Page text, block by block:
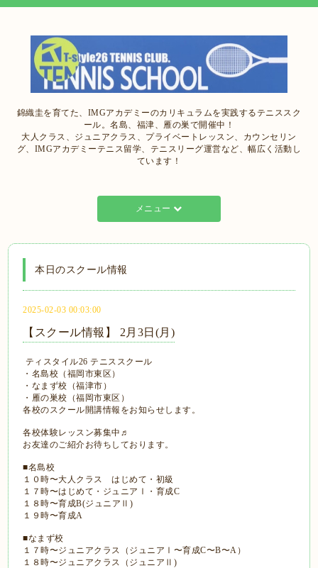
錦織圭を育てた、IMGアカデミーのカリキュラムを実践するテニススク
ール。名島、福津、雁の巣で開催中！
大人クラス、ジュニアクラス、プライベートレッスン、カウンセリン
グ、IMGアカデミーテニス留学、テニスリーグ運営など、幅広く活動し
ています！
メニュー
本日のスクール情報
2025-02-03 00:03:00
【スクール情報】 2月3日(月)
ティスタイル26 テニススクール
・名島校（福岡市東区）
・なまず校（福津市）
・雁の巣校（福岡市東区）
各校のスクール開講情報をお知らせします。
各校体験レッスン募集中♬
お友達のご紹介お待ちしております。
■名島校
１０時〜大人クラス はじめて・初級
１７時〜はじめて・ジュニアⅠ・育成C
１８時〜育成B(ジュニアⅡ)
１９時〜育成A
■なまず校
１７時〜ジュニアクラス（ジュニアⅠ〜育成C〜B〜A）
１８時〜ジュニアクラス（ジュニアⅡ)